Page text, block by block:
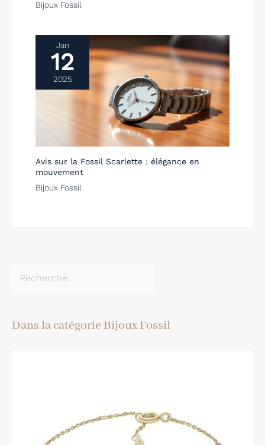
Bijoux Fossil
Jan
12
2025
Avis sur la Fossil Scarlette : élégance en
mouvement
Bijoux Fossil
Dans la catégorie Bijoux Fossil